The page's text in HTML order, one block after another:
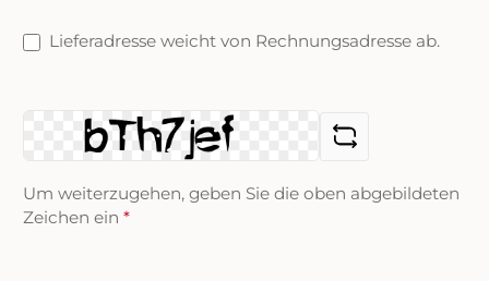
Lieferadresse weicht von Rechnungsadresse ab.
Um weiterzugehen, geben Sie die oben abgebildeten
Zeichen ein *